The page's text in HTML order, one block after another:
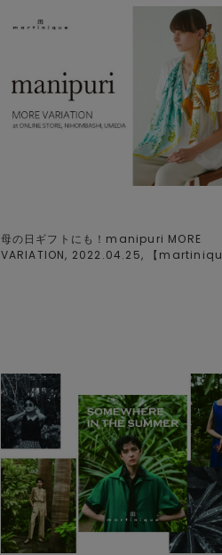
母の日ギフトにも！manipuri MORE
VARIATION, 2022.04.25, 【